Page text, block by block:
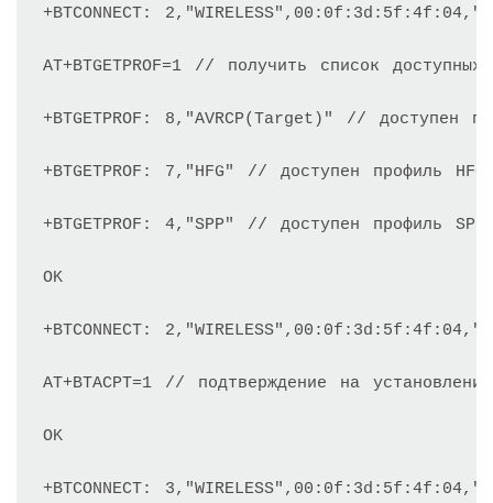
+BTCONNECT:
AT+BTGETPROF=1 // получить список
+BTGETPROF: 8,"AVRCP(Target)" // доступен
+BTGETPROF: 7,"HFG" // доступен профиль HFG
+BTGETPROF: 4,"SPP" // доступен профиль SPP
OK
+BTCONNECT:
AT+BTACPT=1 // подтверждение на
OK
+BTCONNECT: